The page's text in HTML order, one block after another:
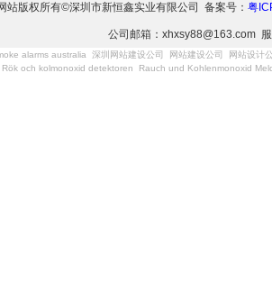
站版权所有©深圳市新恒鑫实业有限公司 备案号： 粤
公司邮箱：xhxsy88@163.com
alarms australia 深圳网站建设公司 网站建设公司
网站设计
Rök och kolmonoxid detektoren Rauch und Kohlenmonoxid